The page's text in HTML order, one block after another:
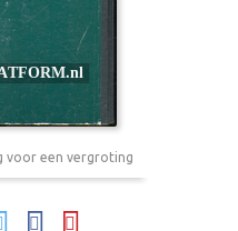
voor een vergroting